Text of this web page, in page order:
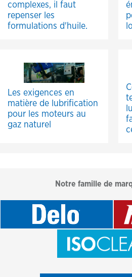
complexes, il faut
repenser les
formulations d'huile.
Les exigences en
matière de lubrification
pour les moteurs au
gaz naturel
Notre famille de